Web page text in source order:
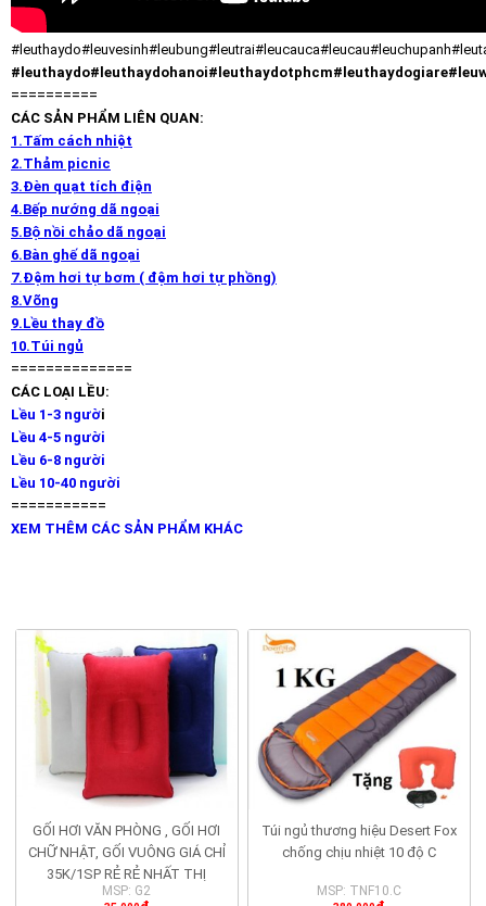
==========
CÁC SẢN PHẨM LIÊN QUAN:
1.Tấm cách nhiệt
2.Thảm picnic
3.Đèn quạt tích điện
4.Bếp nướng dã ngoại
5.Bộ nồi chảo dã ngoại
6.Bàn ghế dã ngoại
7.Đệm hơi tự bơm ( đệm hơi tự phồng)
8.Võng
9.Lều thay đồ
10.Túi ngủ
==============
CÁC LOẠI LỀU:
Lều 1-3 người
Lều 4-5 người
Lều 6-8 người
Lều 10-40 người
===========
XEM THÊM CÁC SẢN PHẨM KHÁC
GỐI HƠI VĂN PHÒNG , GỐI HƠI
CHỮ NHẬT, GỐI VUÔNG GIÁ CHỈ
35K/1SP RẺ RẺ NHẤT THỊ
TRƯỜNG
MSP: G2
Túi ngủ thương hiệu Desert Fox
chống chịu nhiệt 10 độ C
MSP: TNF10.C